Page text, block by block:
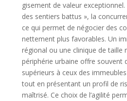
gisement de valeur
des sentiers battus », la
ce qui permet de négocier des
nettement plus favorables. Un
régional ou une clinique de taille
périphérie urbaine offre souvent
supérieurs à ceux des
tout en présentant un profil de
maîtrisé. Ce choix de l’agilité